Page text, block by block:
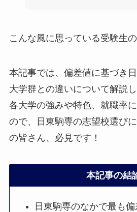
こんな風に思っている受験生
本記事では、偏差値に基づき
大学群との違いについて解説し
各大学の強みや特色、就職率
ので、日東駒専の志望校選び
の皆さん、必見です！
本記事の結
日東駒専のなかで最も